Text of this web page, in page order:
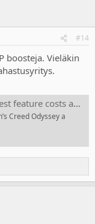
#14
boosteja. Vieläkin
costs an extra 10 bucks
Creed Odyssey a